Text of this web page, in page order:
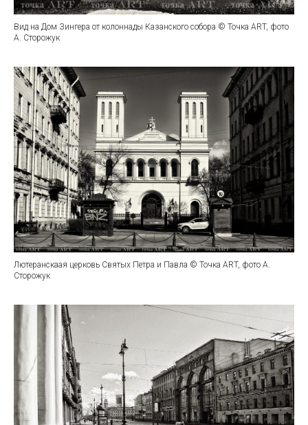
Вид на Дом Зингера от колоннады Казанского собора © Точка ART, фото
А. Сторожук
Лютеранскаая церковь Святых Петра и Павла © Точка ART, фото А.
Сторожук